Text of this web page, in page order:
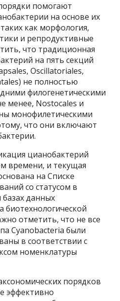
помогают
на основе их
как морфология,
и репродуктивные
что традиционная
на пять секций
Oscillatoriales,
не полностью
филогенетическими
менее, Nostocales и
монофилетическими
что они включают
цианобактерий
времени, и текущая
на Списке
со статусом в
базах данных
отметить, что не все
Cyanobacteria были
в соответствии с
номенклатуры
порядков
эффективно